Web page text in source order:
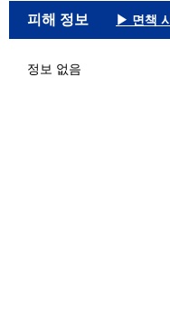
피해 정보 ▶ 면책
정보 없음